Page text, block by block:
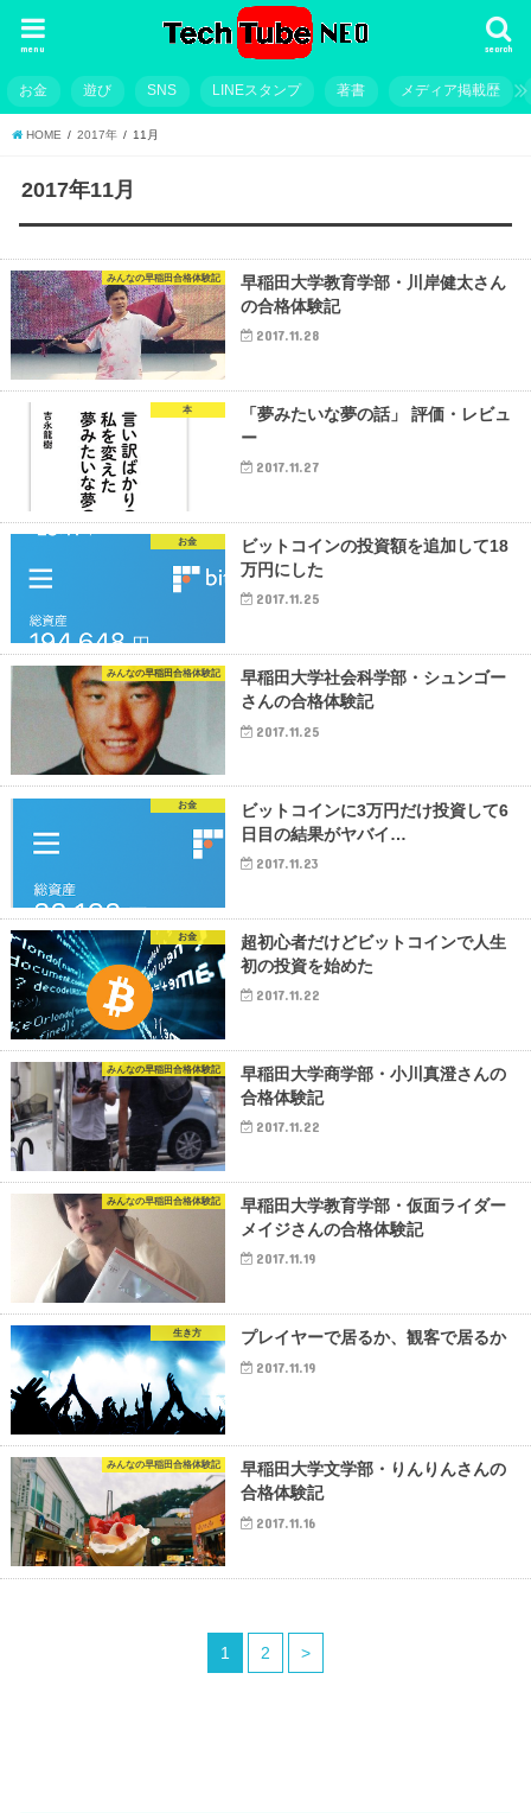
search
menu
お金 遊び SNS LINEスタンプ 著書 メディア掲載歴
HOME 2017年 11月
2017年11月
みんなの早稲田合格体験記
早稲田大学教育学部・川岸健太さん
の合格体験記
2017.11.28
本
「夢みたいな夢の話」 評価・レビュ
ー
2017.11.27
お金
ビットコインの投資額を追加して18
万円にした
2017.11.25
みんなの早稲田合格体験記
早稲田大学社会科学部・シュンゴー
さんの合格体験記
2017.11.25
お金
ビットコインに3万円だけ投資して6
日目の結果がヤバイ…
2017.11.23
お金
超初心者だけどビットコインで人生
初の投資を始めた
2017.11.22
みんなの早稲田合格体験記
早稲田大学商学部・小川真澄さんの
合格体験記
2017.11.22
みんなの早稲田合格体験記
早稲田大学教育学部・仮面ライダー
メイジさんの合格体験記
2017.11.19
生き方 プレイヤーで居るか、観客で居るか
2017.11.19
みんなの早稲田合格体験記
早稲田大学文学部・りんりんさんの
合格体験記
2017.11.16
1 2 >